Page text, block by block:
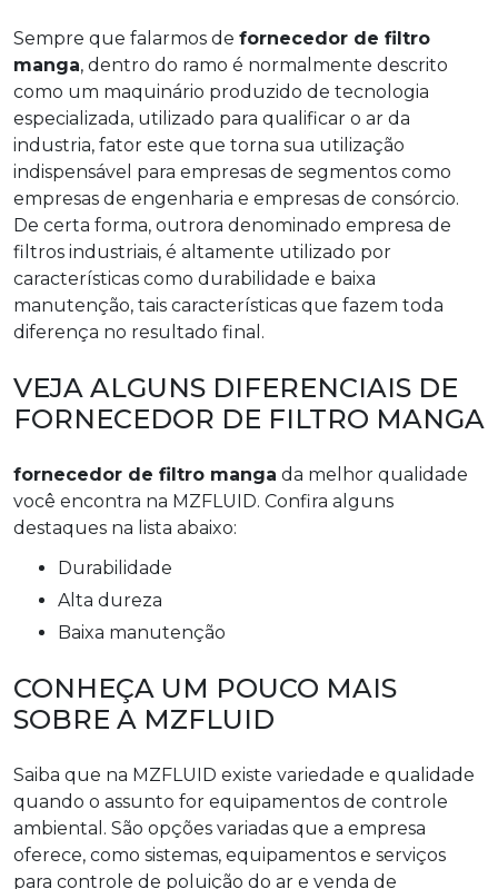
Sempre que falarmos de fornecedor de filtro
manga, dentro do ramo é normalmente descrito
como um maquinário produzido de tecnologia
especializada, utilizado para qualificar o ar da
industria, fator este que torna sua utilização
indispensável para empresas de segmentos como
empresas de engenharia e empresas de consórcio.
De certa forma, outrora denominado empresa de
filtros industriais, é altamente utilizado por
características como durabilidade e baixa
manutenção, tais características que fazem toda
diferença no resultado final.
VEJA ALGUNS DIFERENCIAIS DE
FORNECEDOR DE FILTRO MANGA
fornecedor de filtro manga da melhor qualidade
você encontra na MZFLUID. Confira alguns
destaques na lista abaixo:
durabilidade
alta dureza
baixa manutenção
CONHEÇA UM POUCO MAIS
SOBRE A MZFLUID
Saiba que na MZFLUID existe variedade e qualidade
quando o assunto for equipamentos de controle
ambiental. São opções variadas que a empresa
oferece, como sistemas, equipamentos e serviços
para controle de poluição do ar e venda de